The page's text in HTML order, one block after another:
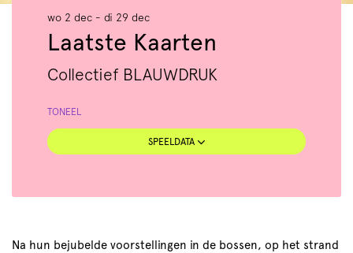
Laatste Kaarten
Collectief BLAUWDRUK
wo 2 dec - di 29 dec
TONEEL
SPEELDATA
Na hun bejubelde voorstellingen in de bossen, op het strand